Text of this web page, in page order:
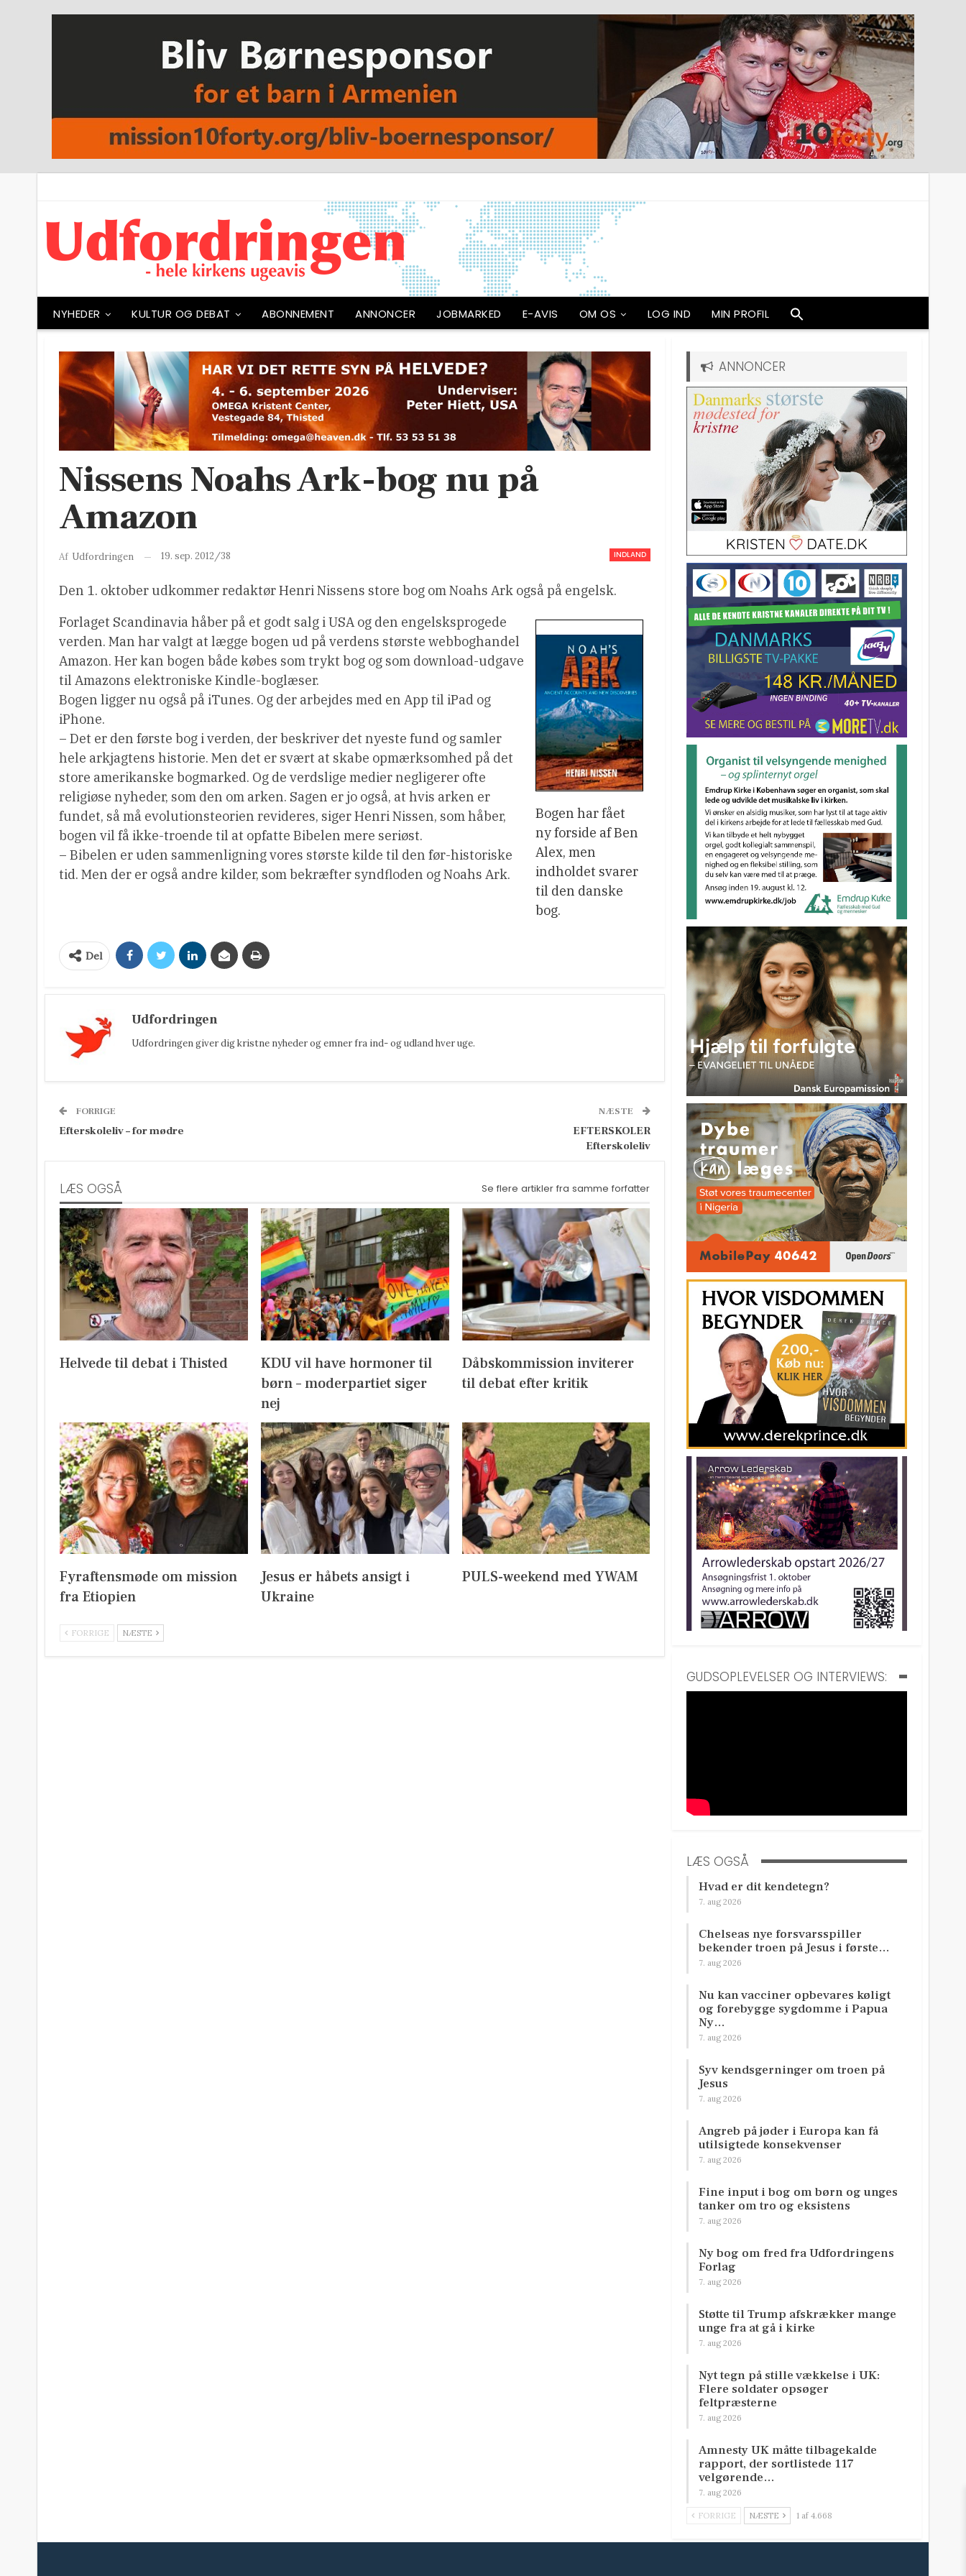
NYHEDER KULTUR OG DEBAT ABONNEMENT ANNONCER JOBMARKED E-AVIS OM OS LOG IND MIN PROFIL
Nissens Noahs Ark-bog nu på
Amazon
INDLAND
Af Udfordringen 19. sep. 2012/38
Den 1. oktober udkommer redaktør Henri Nissens store bog om Noahs Ark også på engelsk.
Bogen har fået
ny forside af Ben
Alex, men
indholdet svarer
til den danske
bog.
Forlaget Scandinavia håber på et godt salg i USA og den engelsksprogede
verden. Man har valgt at lægge bogen ud på verdens største webboghandel
Amazon. Her kan bogen både købes som trykt bog og som download-udgave
til Amazons elektroniske Kindle-boglæser.
Bogen ligger nu også på iTunes. Og der arbejdes med en App til iPad og
iPhone.
– Det er den første bog i verden, der beskriver det nyeste fund og samler
hele arkjagtens historie. Men det er svært at skabe opmærksomhed på det
store amerikanske bogmarked. Og de verdslige medier negligerer ofte
religiøse nyheder, som den om arken. Sagen er jo også, at hvis arken er
fundet, så må evolutionsteorien revideres, siger Henri Nissen, som håber,
bogen vil få ikke-troende til at opfatte Bibelen mere seriøst.
– Bibelen er uden sammenligning vores største kilde til den før-historiske
tid. Men der er også andre kilder, som bekræfter syndfloden og Noahs Ark.
Del
Udfordringen
Udfordringen giver dig kristne nyheder og emner fra ind- og udland hver uge.
FORRIGE
Efterskoleliv – for mødre
NÆSTE
EFTERSKOLER
Efterskoleliv
LÆS OGSÅ Se flere artikler fra samme forfatter
Helvede til debat i Thisted
KDU vil have hormoner til
børn – moderpartiet siger
nej
Dåbskommission inviterer
til debat efter kritik
Fyraftensmøde om mission
fra Etiopien
Jesus er håbets ansigt i
Ukraine
PULS-weekend med YWAM
FORRIGE NÆSTE
ANNONCER
GUDSOPLEVELSER OG INTERVIEWS:
LÆS OGSÅ
Hvad er dit kendetegn?
7. aug 2026
Chelseas nye forsvarsspiller
bekender troen på Jesus i første…
7. aug 2026
Nu kan vacciner opbevares køligt
og forebygge sygdomme i Papua
Ny…
7. aug 2026
Syv kendsgerninger om troen på
Jesus
7. aug 2026
Angreb på jøder i Europa kan få
utilsigtede konsekvenser
7. aug 2026
Fine input i bog om børn og unges
tanker om tro og eksistens
7. aug 2026
Ny bog om fred fra Udfordringens
Forlag
7. aug 2026
Støtte til Trump afskrækker mange
unge fra at gå i kirke
7. aug 2026
Nyt tegn på stille vækkelse i UK:
Flere soldater opsøger
feltpræsterne
7. aug 2026
Amnesty UK måtte tilbagekalde
rapport, der sortlistede 117
velgørende…
7. aug 2026
FORRIGE NÆSTE 1 af 4.668